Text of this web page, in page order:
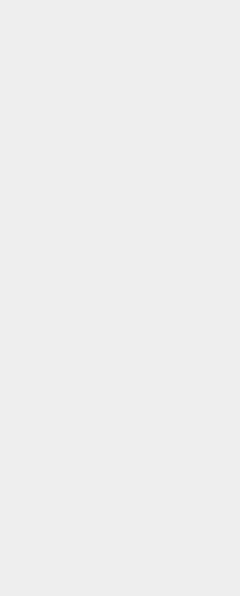
puede brindarte una
no permitir ciertos
de ellas, y así elegir
Por ejemplo, estas
navegas o
afectar la
notificado de la
ninguna
el rendimiento